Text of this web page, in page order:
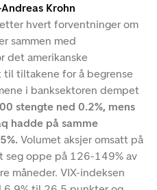
Krohn
hvert forventninger om
sammen med
det amerikanske
tiltakene for å begrense
i banksektoren dempet
stengte ned 0.2%, mens
hadde på samme
Volumet aksjer omsatt på
seg oppe på 126-149% av
måneder. VIX-indeksen